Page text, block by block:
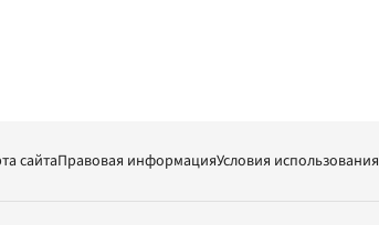
сайтаПравовая информацияУсловия использования